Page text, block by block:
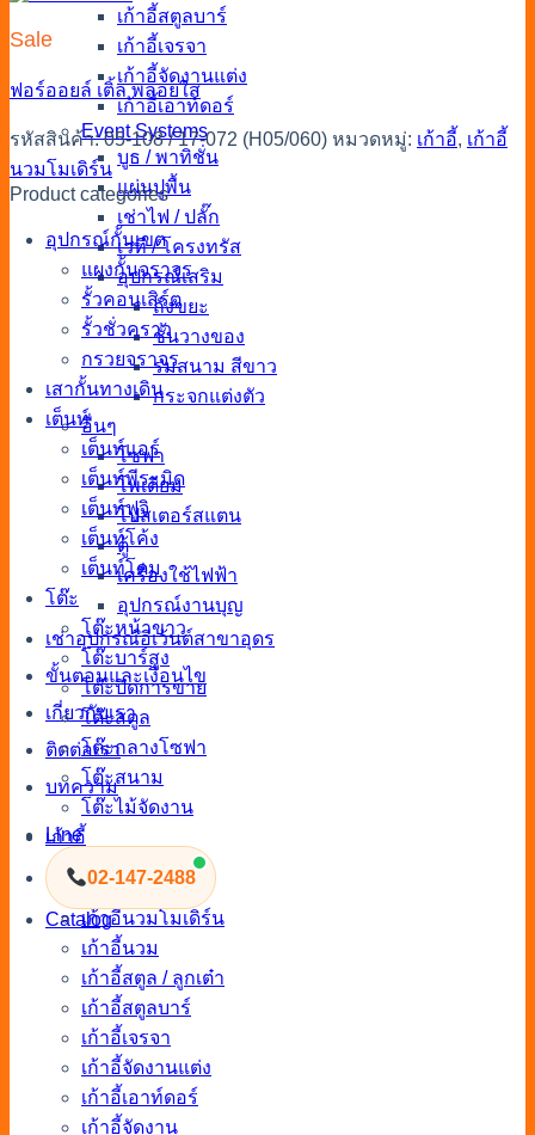
เก้าอี้สตูลบาร์
เก้าอี้เจรจา
เก้าอี้จัดงานแต่ง
เก้าอี้เอาท์ดอร์
Event Systems
บูธ / พาทิชั่น
แผ่นปูพื้น
เช่าไฟ / ปลั๊ก
เวที / โครงทรัส
อุปกรณ์เสริม
ถังขยะ
ชั้นวางของ
ร่มสนาม สีขาว
กระจกแต่งตัว
อื่นๆ
โซฟา
โพเดียม
โปสเตอร์สแตน
ตู้
เครื่องใช้ไฟฟ้า
อุปกรณ์งานบุญ
เช่าอุปกรณ์อีเว้นต์สาขาอุดร
ขั้นตอนและเงื่อนไข
เกี่ยวกับเรา
ติดต่อเรา
บทความ
Line
02-147-2488
Catalog
Sale
ฟอร์ออยล์ เติ้ล พลอยใส
รหัสสินค้า:05-108 / 17-072 (H05/060) หมวดหมู่: เก้าอี้, เก้าอี้
นวมโมเดิร์น
Product categories
อุปกรณ์กั้นเขต
แผงกั้นจราจร
รั้วคอนเสิร์ต
รั้วชั่วคราว
กรวยจราจร
เสากั้นทางเดิน
เต็นท์
เต็นท์แอร์
เต็นท์พีระมิด
เต็นท์ฟูจิ
เต็นท์โค้ง
เต็นท์โดม
โต๊ะ
โต๊ะหน้าขาว
โต๊ะบาร์สูง
โต๊ะปิดการขาย
โต๊ะสตูล
โต๊ะกลางโซฟา
โต๊ะสนาม
โต๊ะไม้จัดงาน
เก้าอี้
เก้าอี้พลาสติก
เก้าอี้นวมโมเดิร์น
เก้าอี้นวม
เก้าอี้สตูล / ลูกเต๋า
เก้าอี้สตูลบาร์
เก้าอี้เจรจา
เก้าอี้จัดงานแต่ง
เก้าอี้เอาท์ดอร์
เก้าอี้จัดงาน